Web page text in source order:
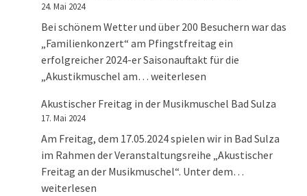
24. Mai 2024
Bei schönem Wetter und über 200 Besuchern war das
„Familienkonzert“ am Pfingstfreitag ein
erfolgreicher 2024-er Saisonauftakt für die
„Akustikmuschel am… Ein schöner akustischer Abend in
weiterlesen
Akustischer Freitag in der Musikmuschel Bad Sulza
17. Mai 2024
Am Freitag, dem 17.05.2024 spielen wir in Bad Sulza
im Rahmen der Veranstaltungsreihe „Akustischer
Freitag an der Musikmuschel“. Unter dem…
weiterlesen